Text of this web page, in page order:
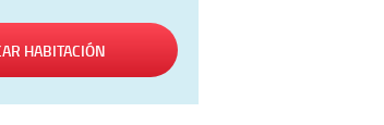
HABITACIÓN